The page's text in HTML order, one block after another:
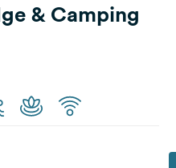
& Camping